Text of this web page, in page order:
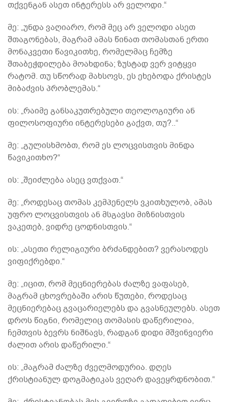
თქვენგან ასეთ ინტერესს არ ველოდი.“
მე: „უნდა ვაღიარო, რომ მეც არ ველოდი ასეთ
შთაგონებას, მაგრამ ამას წინათ თომასთან ერთი
მონაკვეთი წავიკითხე, რომელმაც ჩემზე
შთაბეჭდილება მოახდინა; ზუსტად ვერ ვიტყვი
რატომ. თუ სწორად მახსოვს, ეს ეხებოდა ქრისტეს
მიბაძვის პრობლემას.“
ის: „რაიმე განსაკუთრებული თეოლოგიური ან
ფილოსოფიური ინტერესები გაქვთ, თუ?..“
მე: „გულისხმობთ, რომ ეს ლოცვისთვის მინდა
წავიკითხო?“
ის: „შეიძლება ასეც ვთქვათ.“
მე: „როდესაც თომას კემპენელს ვკითხულობ, ამას
უფრო ლოცვისთვის ან მსგავსი მიზნისთვის
ვაკეთებ, ვიდრე ცოდნისთვის.“
ის: „ასეთი რელიგიური ბრძანდებით? ვერასოდეს
ვიფიქრებდი.“
მე: „იცით, რომ მეცნიერებას ძალზე ვაფასებ,
მაგრამ ცხოვრებაში არის წუთები, როდესაც
მეცნიერებაც გვაცარიელებს და გვასნეულებს. ასეთ
დროს წიგნი, რომელიც თომასის დაწერილია,
ჩემთვის ბევრს ნიშნავს, რადგან დიდი მშვინვიერი
ძალით არის დაწერილი.“
ის: „მაგრამ ძალზე ძველმოდურია. დღეს
ქრისტიანულ დოგმატიკას ვეღარ დავეყრდნობით.“